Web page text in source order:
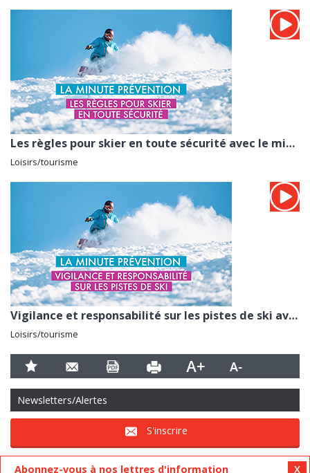
Les règles pour skier en toute sécurité avec le ministère des sports et des jeux olympiques et paraly...
Loisirs/tourisme
Vigilance et responsabilité sur les pistes de ski avec le ministère des sports et des jeux olympiques...
Loisirs/tourisme
Newsletters/Alertes
S'inscrire
Abonnez-vous à nos lettres d'information